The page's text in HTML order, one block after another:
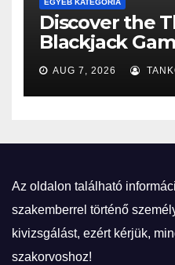
EGYÉB KATEGÓRIA
Discover the
Blackjack
AUG 7, 2026
Az oldalon található
szakemberrel történő
kivizsgálást, ezért kérjük,
szakorvoshoz!